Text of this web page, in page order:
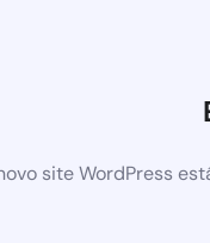
site WordPress